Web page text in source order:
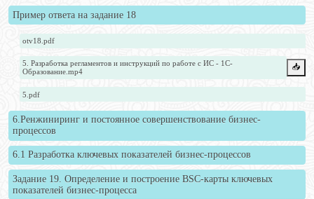
Пример ответа на задание 18
otv18.pdf
5. Разработка регламентов и инструкций по работе с ИС - 1С-
Образование.mp4
📥️
5.pdf
6.Ренжиниринг и постоянное совершенствование бизнес-
процессов
6.1 Разработка ключевых показателей бизнес-процессов
Задание 19. Определение и построение BSC-карты ключевых
показателей бизнес-процесса